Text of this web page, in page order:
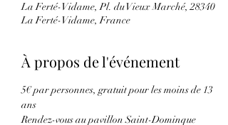
La Ferté-Vidame, Pl. du Vieux Marché, 28340
La Ferté-Vidame, France
À propos de l'événement
5€ par personnes, gratuit pour les moins de 13
ans
Rendez-vous au pavillon Saint-Dominque